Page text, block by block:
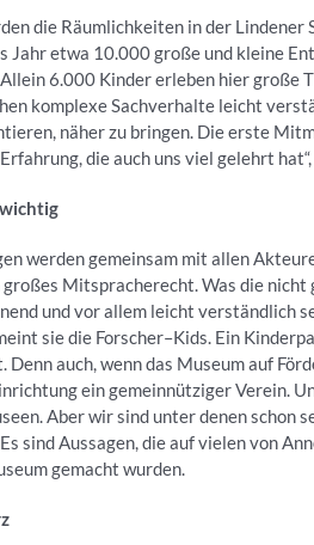
die Räumlichkeiten in der
Jahr etwa 10.000 große und kleine
6.000 Kinder erleben hier große
komplexe Sachverhalte leicht
näher zu bringen. Die erste
die auch uns viel gelehrt
werden gemeinsam mit allen
Mitspracherecht. Was die
und vor allem leicht verständlich
sie die Forscher–Kids. Ein
Denn auch, wenn das Museum auf
ein gemeinnütziger Verein.
Aber wir sind unter denen schon
sind Aussagen, die auf vielen von
gemacht wurden.